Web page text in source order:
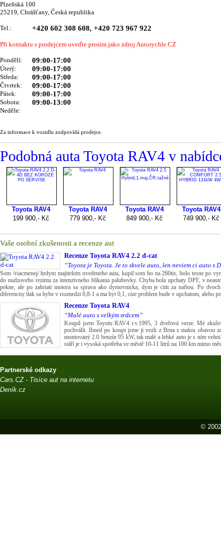
Plzeňská 100
25219, Chrášťany, Česká republika
Tel.: +420 602 308 608, +420 723 967 922
Při kontaktu s prodejcem uveďte prosím jako zdroj Autorychle.CZ
Pondělí: 09:00-17:00
Úterý: 09:00-17:00
Středa: 09:00-17:00
Čtvrtek: 09:00-17:00
Pátek: 09:00-17:00
Sobota: 09:00-13:00
Neděle:
Za informace k vozidlu zodpovídá prodejce.
Podobná auta Toyota RAV4 v
Vaše osobní zkušenosti a recenze aut
Recenze Toyota RAV4 2.2 d-cat
“Toyota je Toyota. Je to skvele auto, len neviem ci auto s
Som /viacmenej/ hrdym majitelom uvedeneho auta, kupil som ho na 260tis, bolo tesne po
do nudzoveho rezimu za intenzivneho blikania palubovky. Chyba bola upchaty DPF, v
pekne, ale po zahriati motora sa sprava ako dymovnicka, dym je citit za naftou. Po
diferencny tlak sa hybe v rozmedzi 0,8-1 a ma byt 0,1, cize problem bude v upchatom, alebo
Recenze Toyota RAV4
“Malé auto s velkým srdcem”
Koupil jsem Toyotu RAV4 r.v.1995, 3 dveřová verze. Mé
pochválit. Ihned po koupi jsme ji vezli z Brna s malou obavou
montovaný 2.0 benzín 95 kW, tak malé a lehké auto je s ním
stáří je i vysoká spotřeba ve městě 10-11 litrů na 100 km mimo
Partnerské odkazy
Cars.CZ - Tisíce aut na internetu
Deník.cz
©